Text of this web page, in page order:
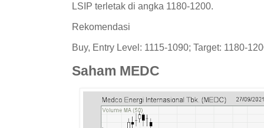
LSIP terletak di angka 1180-1200.
Rekomendasi
Buy, Entry Level: 1115-1090; Target: 1180-
Saham MEDC